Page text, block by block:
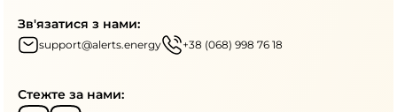
Зв'язатися з нами:
support@alerts.energy +38 (068) 998 76 18
Стежте за нами: